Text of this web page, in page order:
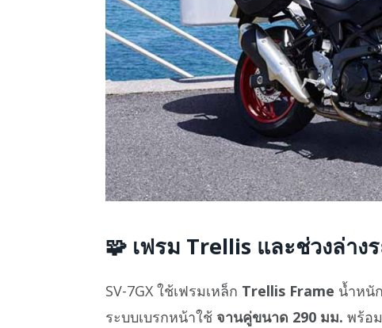
🧩 เฟรม Trellis และช่วงล่าง
SV-7GX ใช้เฟรมเหล็ก Trellis Frame น้ำหนั
ระบบเบรกหน้าใช้ จานคู่ขนาด 290 มม. พร้อ